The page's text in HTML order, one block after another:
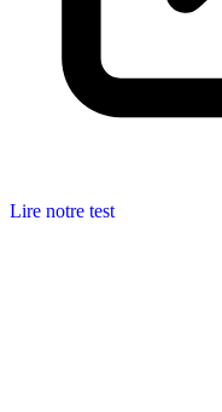
Lire notre test